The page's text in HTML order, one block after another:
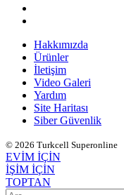
Hakkımızda
Ürünler
İletişim
Video Galeri
Yardım
Site Haritası
Siber Güvenlik
© 2026 Turkcell Superonline
EVİM İÇİN
İŞİM İÇİN
TOPTAN